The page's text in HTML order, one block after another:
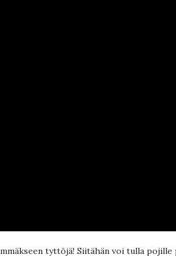
tyttöjä! Siitähän voi tulla pojille